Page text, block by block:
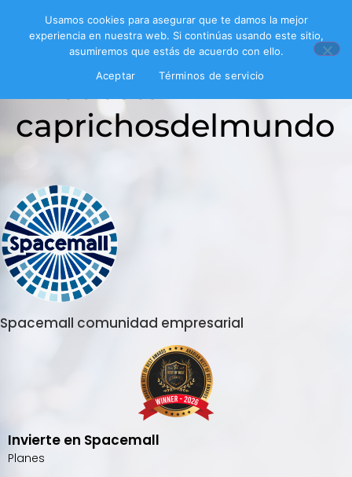
Encuesta
caprichosdelmundo
Spacemall comunidad empresarial
Invierte en Spacemall
Planes
Usamos cookies para asegurar que te damos la mejor
experiencia en nuestra web. Si continúas usando este sitio,
asumiremos que estás de acuerdo con ello.
Aceptar
Términos de servicio